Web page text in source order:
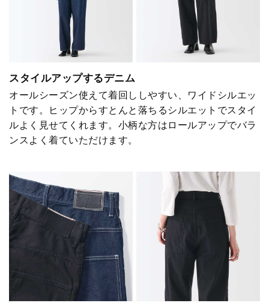
スタイルアップするデニム
オールシーズン使えて着回ししやすい、ワイドシルエッ
トです。ヒップからすとんと落ちるシルエットでスタイ
ルよく見せてくれます。小柄な方はロールアップでバラ
ンスよく着ていただけます。